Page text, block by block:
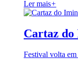
Ler mais+
Cartaz do
Festival volta em